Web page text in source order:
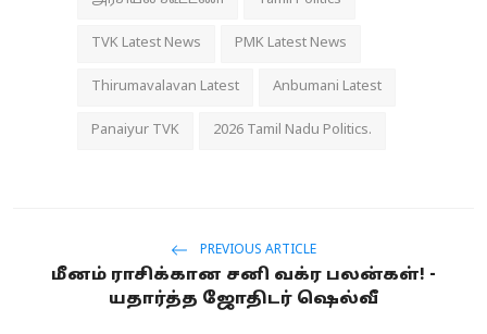
TVK Latest News PMK Latest News
Thirumavalavan Latest Anbumani Latest
Panaiyur TVK 2026 Tamil Nadu Politics.
PREVIOUS ARTICLE
மீனம் ராசிக்கான சனி வக்ர பலன்கள்! -
யதார்த்த ஜோதிடர் ஷெல்வீ